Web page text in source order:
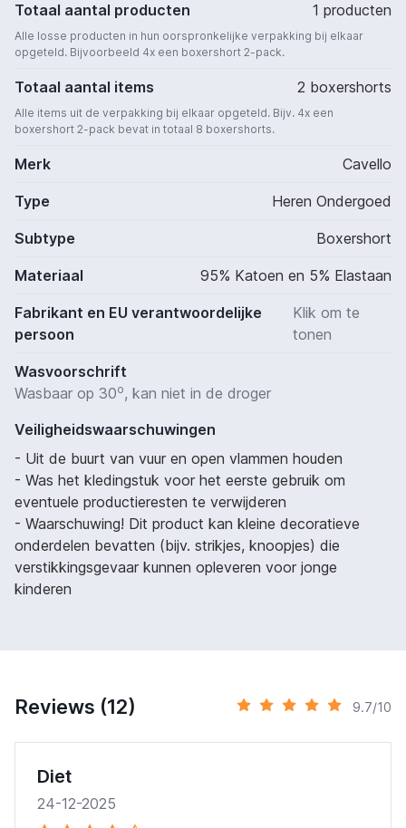
Totaal aantal producten 1 producten
Alle losse producten in hun oorspronkelijke verpakking bij elkaar
opgeteld. Bijvoorbeeld 4x een boxershort 2-pack.
Totaal aantal items 2 boxershorts
Alle items uit de verpakking bij elkaar opgeteld. Bijv. 4x een
boxershort 2-pack bevat in totaal 8 boxershorts.
Merk Cavello
Type Heren Ondergoed
Subtype Boxershort
Materiaal 95% Katoen en 5% Elastaan
Fabrikant en EU verantwoordelijke
persoon
Klik om te
tonen
Wasvoorschrift
Wasbaar op 30o, kan niet in de droger
Veiligheidswaarschuwingen
- Uit de buurt van vuur en open vlammen houden
- Was het kledingstuk voor het eerste gebruik om
eventuele productieresten te verwijderen
- Waarschuwing! Dit product kan kleine decoratieve
onderdelen bevatten (bijv. strikjes, knoopjes) die
verstikkingsgevaar kunnen opleveren voor jonge
kinderen
Reviews (12) 9.7/10
Diet
24-12-2025